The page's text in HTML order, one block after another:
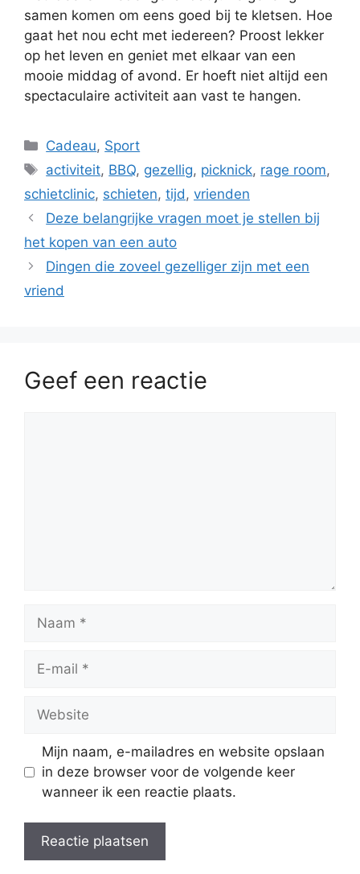
samen komen om eens goed bij te kletsen. Hoe
gaat het nou echt met iedereen? Proost lekker
op het leven en geniet met elkaar van een
mooie middag of avond. Er hoeft niet altijd een
spectaculaire activiteit aan vast te hangen.
Categorieën
Cadeau, Sport
Tags
activiteit, BBQ, gezellig, picknick, rage room,
schietclinic, schieten, tijd , vrienden
Deze belangrijke vragen moet je stellen bij
het kopen van een auto
Dingen die zoveel gezelliger zijn met een
vriend
Geef een reactie
mail
Mijn naam, e-mailadres en website opslaan
in deze browser voor de volgende keer
wanneer ik een reactie plaats.